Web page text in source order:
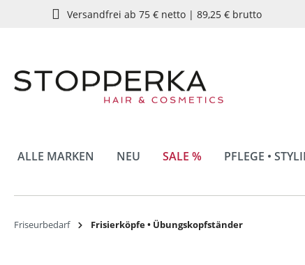
Zur Hauptnavigation springen
Versandfrei ab 75 € netto | 89,25 € brutto
ALLE MARKEN NEU SALE % PFLEGE •
Friseurbedarf Frisierköpfe • Übungskopfständer